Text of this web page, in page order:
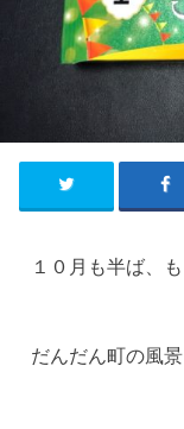
１０月も半ば、
だんだん町の風